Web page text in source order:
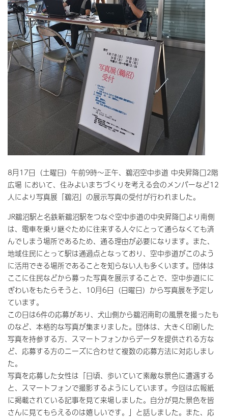
8月17日（土曜日）午前9時～正午、鵜沼空中歩道 中央昇降口2階
広場 において、住みよいまちづくりを考える会のメンバーなど12
人により写真展「鵜沼」の展示写真の受付が行われました。
JR鵜沼駅と名鉄新鵜沼駅をつなぐ空中歩道の中央昇降口より南側
は、電車を乗り継ぐために往来する人々にとって通らなくても済
んでしまう場所であるため、通る理由が必要になります。また、
地域住民にとって駅は通過点となっており、空中歩道がこのよう
に活用できる場所であることを知らない人も多くいます。団体は
ここに住民などから募った写真を展示することで、空中歩道にに
ぎわいをもたらそうと、10月6日（日曜日）から写真展を予定し
ています。
この日は6件の応募があり、犬山側から鵜沼南町の風景を撮ったも
のなど、本格的な写真が集まりました。団体は、大きく印刷した
写真を持参する方、スマートフォンからデータを提供される方な
ど、応募する方のニーズに合わせて複数の応募方法に対応しまし
た。
写真を応募した女性は「日頃、歩いていて素敵な景色に遭遇する
と、スマートフォンで撮影するようにしています。今回は広報紙
に掲載されている記事を見て来場しました。自分が見た景色を皆
さんに見てもらえるのは嬉しいです。」と話しました。また、応